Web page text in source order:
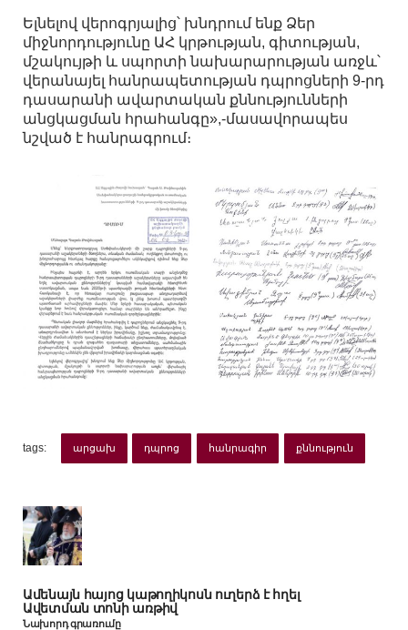
Ելնելով վերոգրյալից՝ խնդրում ենք Ձեր
միջնորդությունը ԱՀ կրթության, գիտության,
մշակույթի և սպորտի նախարարության առջև՝
վերանայել հանրապետության դպրոցների 9-րդ
դասարանի ավարտական քննությունների
անցկացման հրահանգը»,-մասավորապես
նշված է հանրագրում։
tags: արցախ դպրոց հանրագիր քննություն
Ամենայն հայոց կաթողիկոսն ուղերձ է հղել
Ավետման տոնի առթիվ
Նախորդ գրառումը